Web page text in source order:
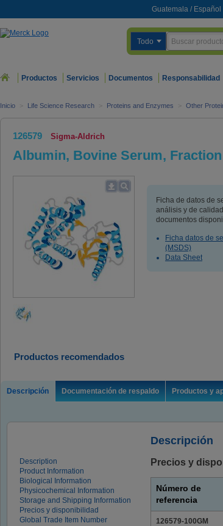
Guatemala / Español
Todo
Productos Servicios Documentos Responsabilidad
Inicio > Life Science Research > Proteins and Enzymes > Other
126579 Sigma-Aldrich
Albumin, Bovine Serum,
Ficha de datos de
análisis y de
documentos
Ficha datos de
(MSDS)
Data Sheet
Productos recomendados
Descripción Documentación de respaldo Productos y
Descripción
Description
Product Information
Biological Information
Physicochemical Information
Storage and Shipping Information
Precios y disponibilidad
Global Trade Item Number
Precios y
Número de
referencia
126579-100GM